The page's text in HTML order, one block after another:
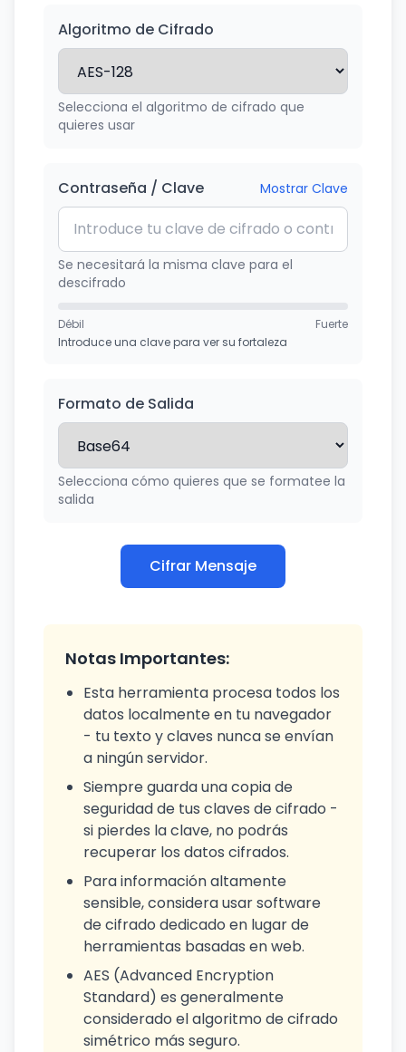
Algoritmo de Cifrado
Selecciona el algoritmo de cifrado que
quieres usar
Contraseña / Clave Mostrar Clave
Se necesitará la misma clave para el
descifrado
Débil
Fuerte
Introduce una clave para ver su fortaleza
Formato de Salida
Selecciona cómo quieres que se formatee la
salida
Cifrar Mensaje
Notas Importantes:
Esta herramienta procesa todos los
datos localmente en tu navegador
- tu texto y claves nunca se envían
a ningún servidor.
Siempre guarda una copia de
seguridad de tus claves de cifrado -
si pierdes la clave, no podrás
recuperar los datos cifrados.
Para información altamente
sensible, considera usar software
de cifrado dedicado en lugar de
herramientas basadas en web.
AES (Advanced Encryption
Standard) es generalmente
considerado el algoritmo de cifrado
simétrico más seguro.